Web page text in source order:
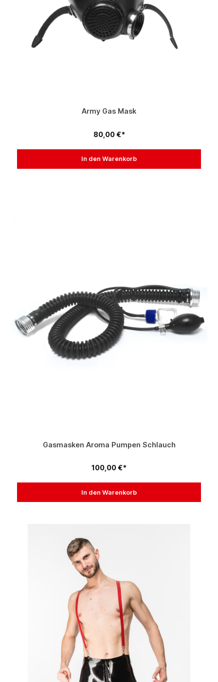
Army Gas Mask
80,00 €*
In den Warenkorb
Gasmasken Aroma Pumpen Schlauch
100,00 €*
In den Warenkorb